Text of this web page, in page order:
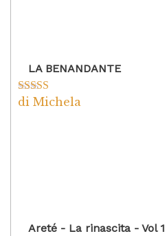
LA BENANDANTE
Valutato5su
di Michela
Areté - La rinascita - Vol 1